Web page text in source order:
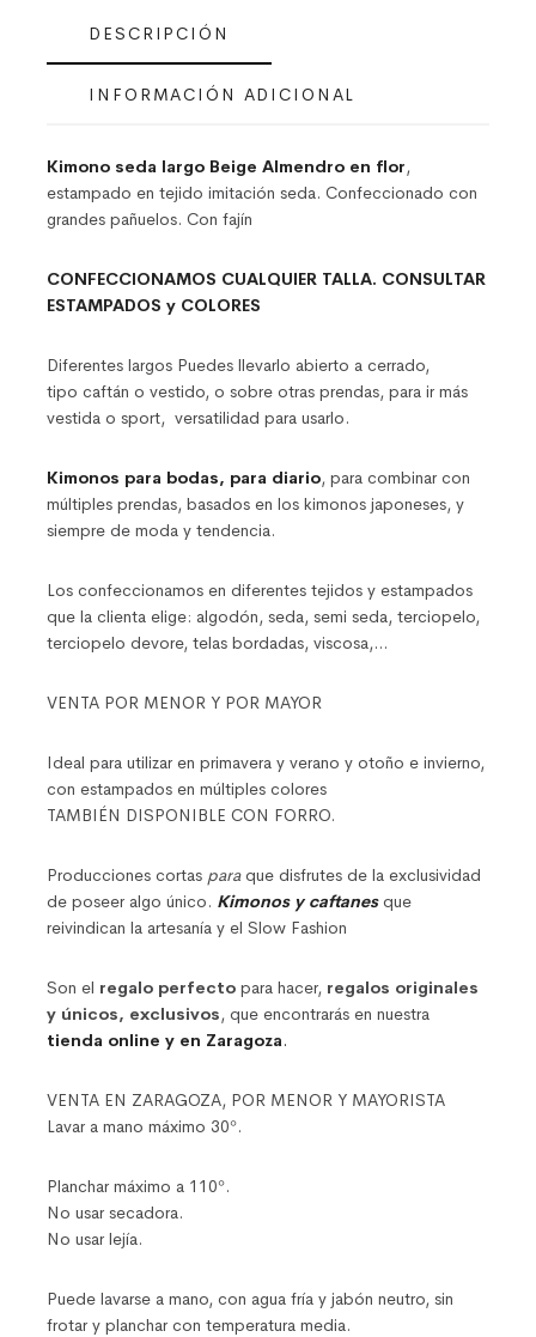
DESCRIPCIÓN
INFORMACIÓN ADICIONAL
Kimono seda largo Beige Almendro en flor,
estampado en tejido imitación seda. Confeccionado con
grandes pañuelos. Con fajín
CONFECCIONAMOS CUALQUIER TALLA. CONSULTAR
ESTAMPADOS y COLORES
Diferentes largos Puedes llevarlo abierto a cerrado,
tipo caftán o vestido, o sobre otras prendas, para ir más
vestida o sport, versatilidad para usarlo.
Kimonos para bodas, para diario, para combinar con
múltiples prendas, basados en los kimonos japoneses, y
siempre de moda y tendencia.
Los confeccionamos en diferentes tejidos y estampados
que la clienta elige: algodón, seda, semi seda, terciopelo,
terciopelo devore, telas bordadas, viscosa,…
VENTA POR MENOR Y POR MAYOR
Ideal para utilizar en primavera y verano y otoño e invierno,
con estampados en múltiples colores
TAMBIÉN DISPONIBLE CON FORRO.
Producciones cortas paraque disfrutes de la exclusividad
de poseer algo único. Kimonos y caftanesque
reivindican la artesanía y el Slow Fashion
Son el regalo perfecto para hacer, regalos originales
y únicos, exclusivos, que encontrarás en nuestra
tienda online y en Zaragoza.
VENTA EN ZARAGOZA, POR MENOR Y MAYORISTA
Lavar a mano máximo 30º.
Planchar máximo a 110º.
No usar secadora.
No usar lejía.
Puede lavarse a mano, con agua fría y jabón neutro, sin
frotar y planchar con temperatura media.